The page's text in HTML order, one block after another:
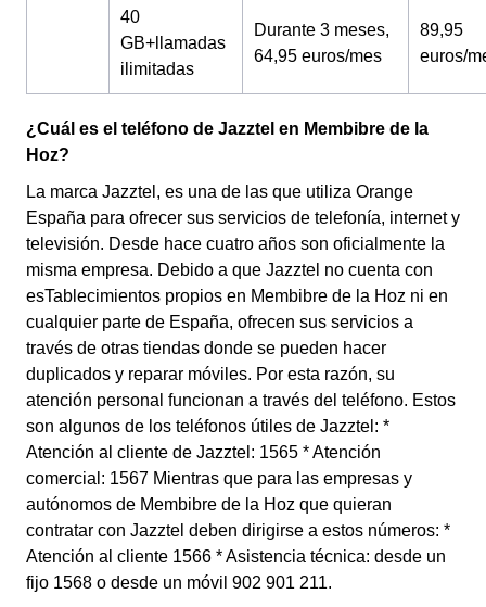
40
GB+llamadas
ilimitadas
Durante 3 meses,
64,95 euros/mes
89,95
euros/
¿Cuál es el teléfono de Jazztel en Membibre de la
Hoz?
La marca Jazztel, es una de las que utiliza Orange
España para ofrecer sus servicios de telefonía, internet y
televisión. Desde hace cuatro años son oficialmente la
misma empresa. Debido a que Jazztel no cuenta con
esTablecimientos propios en Membibre de la Hoz ni en
cualquier parte de España, ofrecen sus servicios a
través de otras tiendas donde se pueden hacer
duplicados y reparar móviles. Por esta razón, su
atención personal funcionan a través del teléfono. Estos
son algunos de los teléfonos útiles de Jazztel: *
Atención al cliente de Jazztel: 1565 * Atención
comercial: 1567 Mientras que para las empresas y
autónomos de Membibre de la Hoz que quieran
contratar con Jazztel deben dirigirse a estos números: *
Atención al cliente 1566 * Asistencia técnica: desde un
fijo 1568 o desde un móvil 902 901 211.